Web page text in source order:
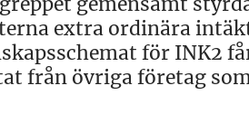
extra ordinära
för INK2
från övriga företag